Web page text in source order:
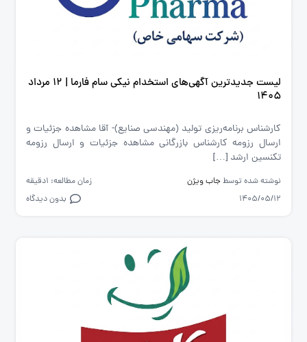
لیست جدیدترین آگهی‌های استخدام نیکی سام فارما | ۱۲ مرداد
۱۴۰۵
کارشناس برنامه‌ریزی تولید (مهندسی صنایع)- آقا مشاهده جزئیات و
ارسال رزومه کارشناس بازرگانی مشاهده جزئیات و ارسال رزومه
تکنسین ارشد […]
نوشته شده توسط جاب ویژن
زمان مطالعه: 1دقیقه
1405/05/12
بدون دیدگاه